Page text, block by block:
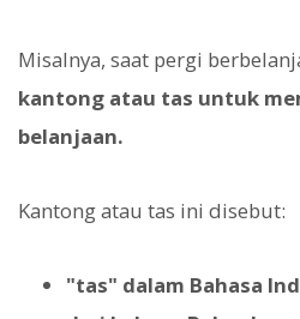
Misalnya, saat pergi
kantong atau tas untuk
belanjaan.
Kantong atau tas ini disebut:
"tas" dalam Bahasa